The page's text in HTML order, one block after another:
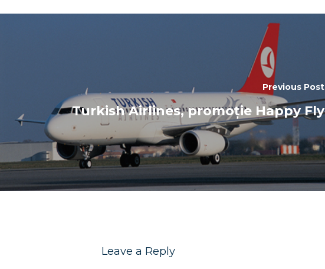
Previous Post
Turkish Airlines, promoție Happy Fly
Leave a Reply